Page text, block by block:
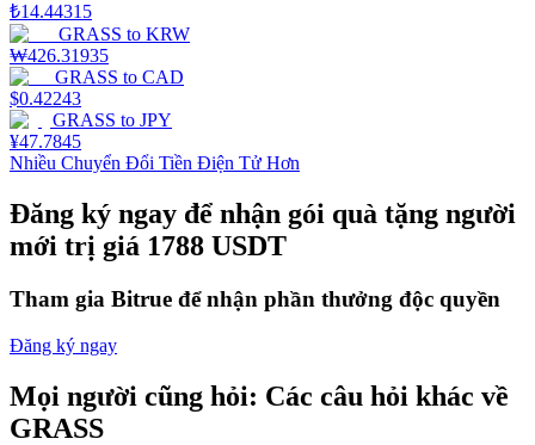
Đặt cọc linh hoạt để kiếm được các token phổ biến.
₺14.44315
GRASS to KRW
₩426.31935
GRASS to CAD
$0.42243
GRASS to JPY
¥47.7845
Nhiều Chuyển Đổi Tiền Điện Tử Hơn
Đăng ký ngay để nhận gói quà tặng người
mới trị giá 1788 USDT
Tham gia Bitrue để nhận phần thưởng độc quyền
Đăng ký ngay
Mọi người cũng hỏi: Các câu hỏi khác về
GRASS